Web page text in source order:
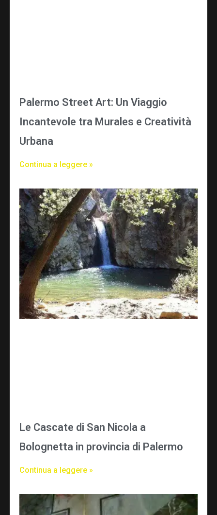
Palermo Street Art: Un Viaggio
Incantevole tra Murales e Creatività
Urbana
Continua a leggere »
Le Cascate di San Nicola a
Bolognetta in provincia di Palermo
Continua a leggere »